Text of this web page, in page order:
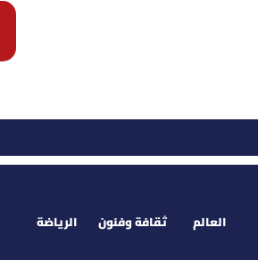
العالم ثقافة وفنون الرياضة